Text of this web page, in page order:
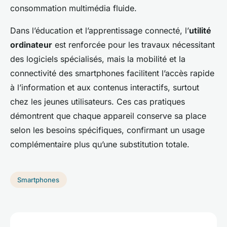
consommation multimédia fluide.
Dans l’éducation et l’apprentissage connecté, l’utilité
ordinateur est renforcée pour les travaux nécessitant
des logiciels spécialisés, mais la mobilité et la
connectivité des smartphones facilitent l’accès rapide
à l’information et aux contenus interactifs, surtout
chez les jeunes utilisateurs. Ces cas pratiques
démontrent que chaque appareil conserve sa place
selon les besoins spécifiques, confirmant un usage
complémentaire plus qu’une substitution totale.
Smartphones